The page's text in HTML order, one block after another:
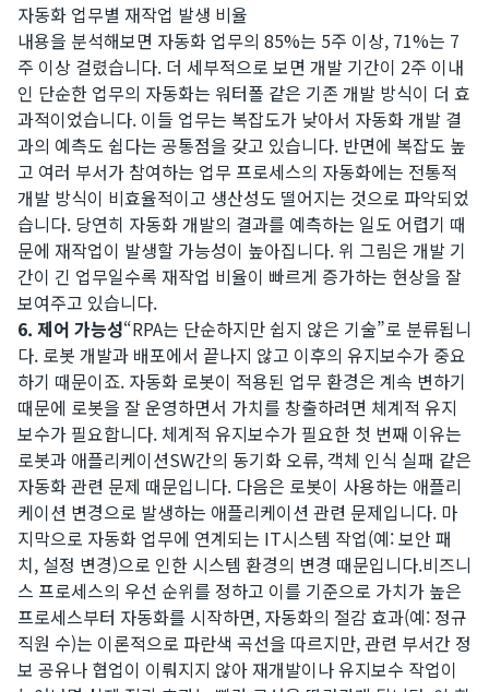
자동화 업무별 재작업 발생 비율
​내용을 분석해보면 자동화 업무의 85%는 5주 이상, 71%는 7
주 이상 걸렸습니다. 더 세부적으로 보면 개발 기간이 2주 이내
인 단순한 업무의 자동화는 워터폴 같은 기존 개발 방식이 더 효
과적이었습니다. 이들 업무는 복잡도가 낮아서 자동화 개발 결
과의 예측도 쉽다는 공통점을 갖고 있습니다. 반면에 복잡도 높
고 여러 부서가 참여하는 업무 프로세스의 자동화에는 전통적
개발 방식이 비효율적이고 생산성도 떨어지는 것으로 파악되었
습니다. 당연히 자동화 개발의 결과를 예측하는 일도 어렵기 때
문에 재작업이 발생할 가능성이 높아집니다. 위 그림은 개발 기
간이 긴 업무일수록 재작업 비율이 빠르게 증가하는 현상을 잘
보여주고 있습니다.
6. 제어 가능성“RPA는 단순하지만 쉽지 않은 기술”로 분류됩니
다. 로봇 개발과 배포에서 끝나지 않고 이후의 유지보수가 중요
하기 때문이죠. 자동화 로봇이 적용된 업무 환경은 계속 변하기
때문에 로봇을 잘 운영하면서 가치를 창출하려면 체계적 유지
보수가 필요합니다. 체계적 유지보수가 필요한 첫 번째 이유는
로봇과 애플리케이션SW간의 동기화 오류, 객체 인식 실패 같은
자동화 관련 문제 때문입니다. 다음은 로봇이 사용하는 애플리
케이션 변경으로 발생하는 애플리케이션 관련 문제입니다. 마
지막으로 자동화 업무에 연계되는 IT시스템 작업(예: 보안 패
치, 설정 변경)으로 인한 시스템 환경의 변경 때문입니다.​비즈니
스 프로세스의 우선 순위를 정하고 이를 기준으로 가치가 높은
프로세스부터 자동화를 시작하면, 자동화의 절감 효과(예: 정규
직원 수)는 이론적으로 파란색 곡선을 따르지만, 관련 부서간 정
보 공유나 협업이 이뤄지지 않아 재개발이나 유지보수 작업이